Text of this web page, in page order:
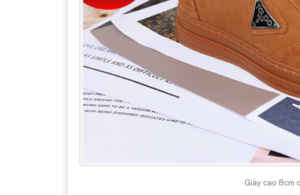
Giày cao 8cm